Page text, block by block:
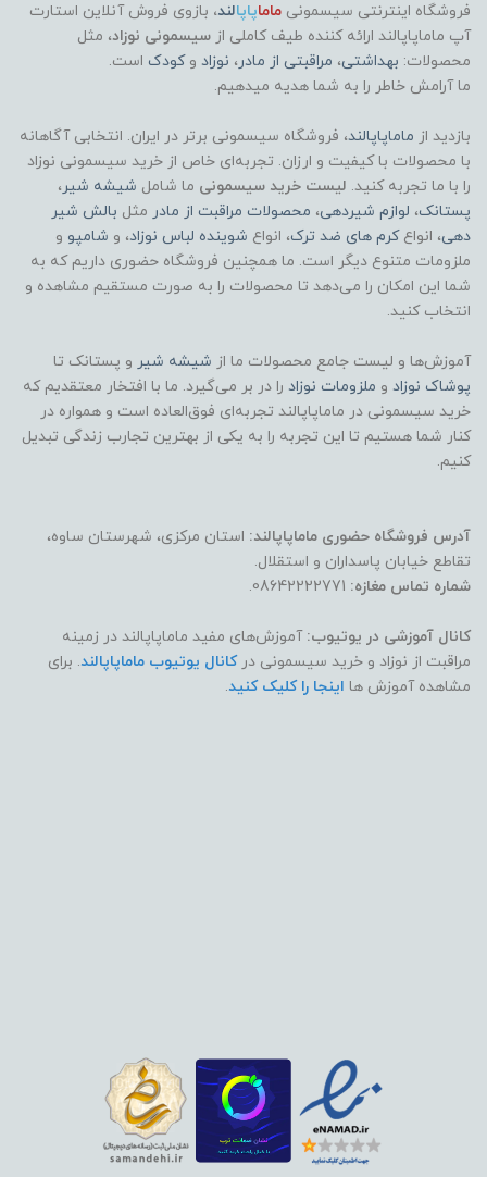
فروشگاه اینترنتی سیسمونی ماماپاپالند، بازوی فروش آنلاین استارت
آپ ماماپاپالند ارائه کننده طیف کاملی از سیسمونی نوزاد، مثل
محصولات: بهداشتی، مراقبتی از مادر، نوزاد وکودک است.
ما آرامش خاطر را به شما هدیه میدهیم.
بازدید از ماماپاپالند، فروشگاه سیسمونی برتر در ایران. انتخابی آگاهانه
با محصولات با کیفیت و ارزان. تجربه‌ای خاص از خرید سیسمونی نوزاد
را با ما تجربه کنید. لیست خرید سیسمونی ما شامل شیشه شیر،
پستانک، لوازم شیردهی، محصولات مراقبت از مادر مثل بالش شیر
دهی، انواعکرم های ضد ترک، انواع شوینده لباس نوزاد، و شامپو و
ملزومات متنوع دیگر است. ما همچنین فروشگاه حضوری داریم که به
شما این امکان را می‌دهد تا محصولات را به صورت مستقیم مشاهده و
انتخاب کنید.
آموزش‌ها و لیست جامع محصولات ما از شیشه شیر و پستانک تا
پوشاک نوزاد و ملزومات نوزاد را در بر می‌گیرد. ما با افتخار معتقدیم که
خرید سیسمونی در ماماپاپالند تجربه‌ای فوق‌العاده است و همواره در
کنار شما هستیم تا این تجربه را به یکی از بهترین تجارب زندگی تبدیل
کنیم.
آدرس فروشگاه حضوری ماماپاپالند: استان مرکزی، شهرستان ساوه،
تقاطع خیابان پاسداران و استقلال.
شماره تماس مغازه:
کانال آموزشی در یوتیوب: آموزش‌های مفید ماماپاپالند در زمینه
مراقبت از نوزاد و خرید سیسمونی درکانال یوتیوب ماماپاپالند. برای
مشاهده آموزش ها اینجا را کلیک کنید.